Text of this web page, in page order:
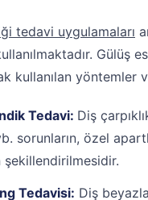
tedavi uygulamaları
Gülüş
kullanılan yöntemler
Tedavi: Diş
sorunların, özel
şekillendirilmesidir.
Tedavisi: Diş